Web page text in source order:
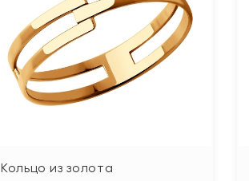
Кольцо из золота